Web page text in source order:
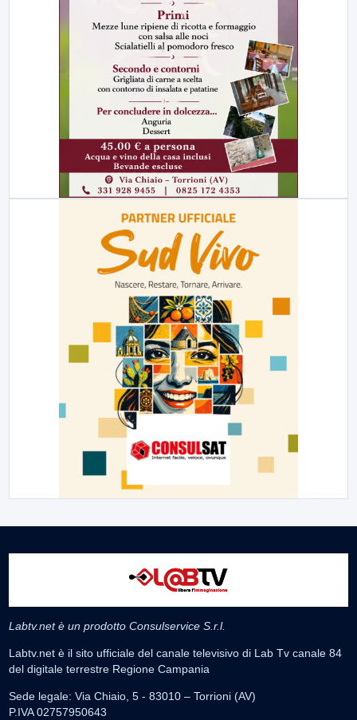
Labtv.net è un prodotto Consulservice S.r.l.
Labtv.net è il sito ufficiale del canale televisivo di Lab Tv canale 84
del digitale terrestre Regione Campania
Sede legale: Via Chiaio, 5 - 83010 – Torrioni (AV)
P.IVA 02757950643